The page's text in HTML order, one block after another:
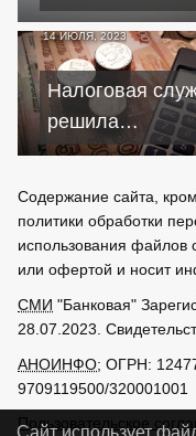
совладельцу
Внуково из-за
заявлений о
14 ИЮЛЯ, 2023
Налоговая
решила
автоматически
со счетов
Содержание сайта,
политики обработки
использования файлов
или офертой и носит
СМИ "Банковая"
28.07.2023.
АНОИНФО; ОГРН:
9709119500/320001001
Пользовательское
Сайт использует